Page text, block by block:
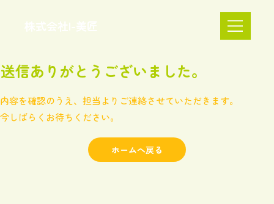
株式会社I-美匠
送信ありがとうございました。
内容を確認のうえ、担当よりご連絡させていただきます。
今しばらくお待ちください。
ホームへ戻る